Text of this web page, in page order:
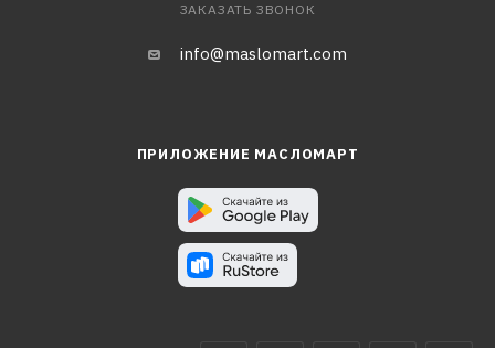
ЗАКАЗАТЬ ЗВОНОК
info@maslomart.com
ПРИЛОЖЕНИЕ МАСЛОМАРТ